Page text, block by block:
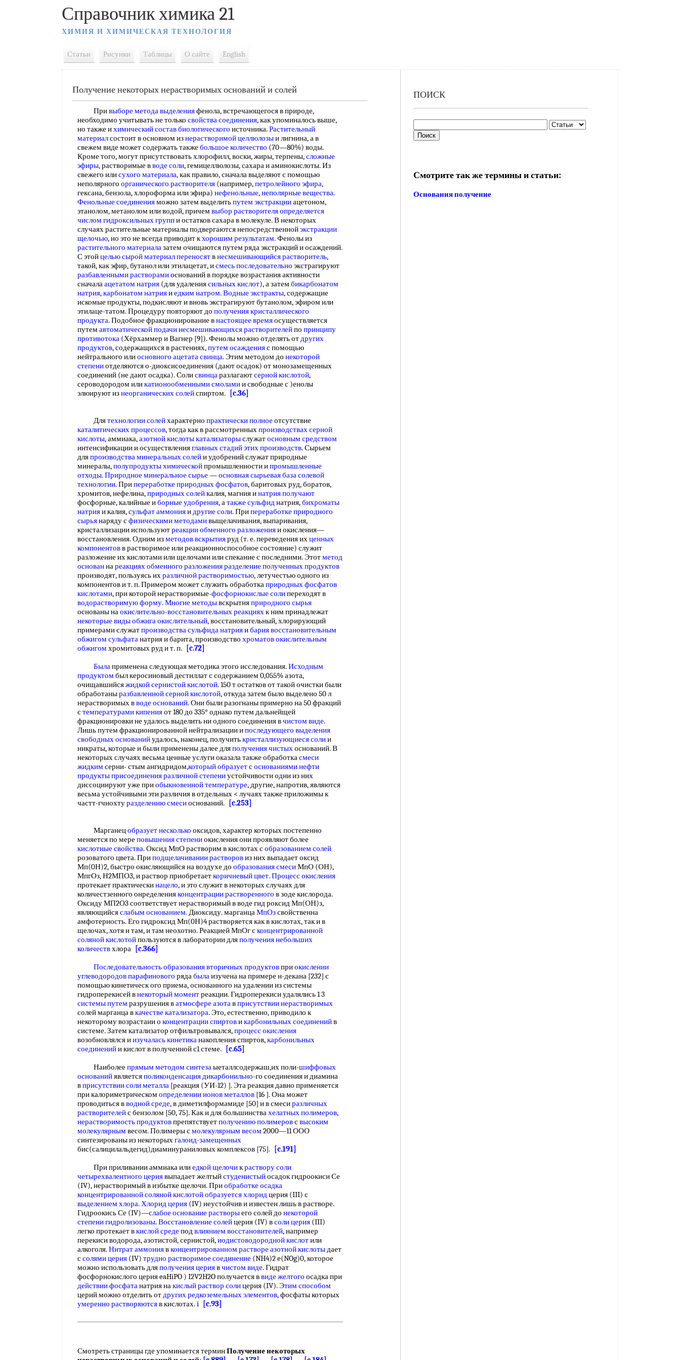
Справочник химика 21
ХИМИЯ И ХИМИЧЕСКАЯ ТЕХНОЛОГИЯ
Статьи Рисунки Таблицы О сайте English
Получение некоторых нерастворимых оснований и солей
Привыборе метода выделенияфенола, встречающегося в природе,
необходимо учитывать не только свойства соединения, как упоминалось выше,
но также ихимический состав биологического источника.Растительный
материалсостоит в основном изнерастворимой целлюлозыи лигнина, а в
свежем виде может содержать также большое количество (70—80%) воды.
Кроме того, могут присутствовать хлорофилл, воски, жиры, терпены,сложные
эфиры, растворимые вводе соли, гемицеллюлозы, сахара и аминокислоты. Из
свежего илисухого материала, как правило, сначала выделяют с помощью
неполярного органического растворителя (например,петролейного эфира,
гексана, бензола, хлороформа или эфира) нефенольные,неполярные вещества.
Фенольные соединенияможно затем выделитьпутем экстракцииацетоном,
этанолом, метанолом или водой, причем выбор растворителяопределяется
числом гидроксильных группи остатков сахара в молекуле. В некоторых
случаях растительные материалы подвергаются непосредственнойэкстракции
щелочью, но это не всегда приводит кхорошим результатам. Фенолы из
растительного материалазатем очищаются путем ряда экстракций и осаждений.
С этойцелью сыройматериал переносятвнесмешивающийся растворитель,
такой, как эфир, бутанол или этилацетат, исмесь последовательно экстрагируют
разбавленными растворамиоснований в порядке возрастания активности
сначалаацетатом натрия (для удалениясильных кислот), а затем бикарбонатом
натрия,карбонатом натрияиедким натром.Водные экстракты, содержащие
искомые продукты, подкисляют и вновь экстрагируют бутанолом, эфиром или
этилаце-татом. Процедуру повторяют до получения кристаллического
продукта. Подобное фракционирование внастоящее времяосуществляется
путем автоматической подачинесмешивающихся растворителейпо принципу
противотока (Хёрхаммер и Вагнер [9]). Фенолы можно отделять отдругих
продуктов, содержащихся в растениях,путем осажденияс помощью
нейтрального илиосновного ацетатасвинца. Этим методом до некоторой
степениотделяются о-диоксисоединения (дают осадок) от монозамещенных
соединений (не дают осадка). Солисвинцаразлагаютсерной кислотой,
сероводородом иликатионообменными смоламии свободные с )енолы
элюируют изнеорганических солейспиртом. [c.36]
Длятехнологии солейхарактерно практически полное отсутствие
каталитических процессов, тогда как в рассмотренныхпроизводствах серной
кислоты, аммиака,азотной кислоты катализаторыслужатосновным средством
интенсификации и осуществленияглавных стадийэтих производств. Сырьем
дляпроизводства минеральных солейи удобрений служат природные
минералы,полупродукты химическойпромышленности ипромышленные
отходы.Природное минеральное сырье —основная сырьевая базасолевой
технологии. Припереработке природных фосфатов, баритовых руд, боратов,
хромитов, нефелина,природных солейкалия, магния инатрия получают
фосфорные, калийные иборные удобрения, атакже сульфиднатрия,бихроматы
натрияи калия,сульфат аммонияидругие соли. Припереработке природного
сырьянаряду сфизическими методамивыщелачивания, выпаривания,
кристаллизации используютреакции обменного разложенияи окисления—
восстановления. Одним изметодов вскрытияруд (т. е. переведения ихценных
компонентовв растворимое или реакционноспособное состояние) служит
разложение их кислотами или щелочами или спекание с последними. Этотметод
основаннареакциях обменного разложенияразделение полученных продуктов
производят, пользуясь ихразличной растворимостью, летучестью одного из
компонентов и т. п. Примером может служить обработкаприродных фосфатов
кислотами, при которой нерастворимые-фосфорнокислые солипереходят в
водорастворимую форму.Многие методывскрытияприродного сырья
основаны наокислительно-восстановительных реакцияхк ним принадлежат
некоторые видыобжига окислительный, восстановительный, хлорирующий
примерами служатпроизводства сульфида натрияибария восстановительным
обжигом сульфатанатрия и барита, производство хроматов окислительным
обжигом хромитовых руд и т. п.
[c.72]
Былаприменена следующая методика этого исследования.Исходным
продуктом был керосиновый дестиллат с содержанием 0,055% азота,
очищавшийсяжидкой сернистой кислотой. 150 т остатков от такой очистки были
обработаныразбавленной серной кислотой, откуда затем было выделено 50 л
нерастворимых вводе оснований. Они были разогнаны примерно на 50 фракций
стемпературами кипенияот 180 до 335° однако путем дальнейщей
фракционировки не удалось выделить ни одного соединения вчистом виде.
Лишь путем фракционированной нейтрализации ипоследующего выделения
свободных основанийудалось, наконец, получитькристаллизующиеся солии
никраты, которые и были применены далее дляполучения чистыхоснований. В
некоторых случаях весьма ценные услуги оказала также обработкасмеси
жидким серни- стым ангидридом,который образуетсоснованиями нефти
продукты присоединенияразличной степениустойчивости одни из них
диссоциируют уже приобыкновенной температуре, другие, напротив, являются
весьма устойчивыми эти различия в отдельных < лучаях также приложимы к
частт-гчнохтуразделению смесиоснований. [c.253]
Марганецобразует несколько оксидов, характер которых постепенно
меняется по мере повышения степениокисления они проявляют более
кислотные свойства. Оксид МпО растворим в кислотах собразованием солей
розоватого цвета. Приподщелачивании растворовиз них выпадает оксид
Мп(0Н)2, быстро окисляющийся на воздухе до образования смесиМпО (ОН),
МпгОз, Н2МПО3, и раствор приобретаеткоричневый цвет.Процесс окисления
протекает практическинацело, и это служит в некоторых случаях для
количестзенного онределенияконцентрации растворенного в зоде кислорода.
Оксиду МП2О3 соответствует нерастворимый в воде гид роксид Мп(ОН)з,
являющийсяслабым основанием. Диоксиду. марганцаМпОзсвойственна
амфотерность. Его гидроксид Мп(0Н)4 растворяется как в кислотах, так и в
щелочах, хотя и там, и там неохотно. Реакцией МпОг сконцентрированной
соляной кислотойпользуются в лаборатории дляполучения небольших
количествхлора
[c.366]
Последовательность образованиявторичных продуктовприокислении
углеводородов парафинового рядабылаизучена на примере н-декана [232] с
помощью кинетическ ого приема, основанного на удалении из системы
гидроперекисей внекоторый моментреакции. Гидроперекиси удалялись 1 3
системы путем разрушения ватмосфере азотавприсутствии нерастворимых
солей марганца вкачестве катализатора. Это, естественно, приводило к
некоторому возрастаии о концентрации спиртовикарбонильных соединенийв
системе. Затем катализатор отфильтровывался,процесс окисления
возобновлялся иизучалась кинетиканакопления спиртов,карбонильных
соединенийи кислот в полученной с1 стеме.
[c.65]
Наиболее прямым методом синтезаыеталлсодержаш,их поли-шиффовых
основанийявляетсяполиконденсация дикарбонильно-го соединения и диамина
вприсутствии соли металла [реакция (УИ-12) ]. Эта реакция давно применяется
при калориметрическом определении ионов металлов [16 ]. Она может
проводиться вводной среде, в диметилформамиде [50] и в смесиразличных
растворителейс бензолом [50, 75]. Как и для большинствахелатных полимеров,
нерастворимость продуктовпрепятствуетполучению полимеровсвысоким
молекулярным весом. Полимеры смолекулярным весом 2000—11 ООО
синтезированы из некоторыхгалоид-замещенных
бис(салицилальдегид)диаминураниловых комплексов [75].
[c.191]
При приливании аммиака илиедкой щелочикраствору соли
четырехвалентного цериявыпадает желтыйстуденистыйосадок гидроокиси Се
(IV), нерастворимый в избытке щелочи. Приобработке осадка
концентрированной соляной кислотойобразуется хлоридцерия (III) с
выделением хлора.Хлорид церия (IV) неустойчив и известен лишь в растворе.
Гидроокись Се (IV)—слабое основание растворыего солей до некоторой
степени гидролизованы.Восстановление солейцерия (IV) всоли церия (III)
легко протекает вкислой среде подвлиянием восстановителей, например
перекиси водорода, азотистой, сернистой,иодистоводородной кислотили
алкоголя.Нитрат аммониявконцентрированном растворе азотной кислотыдает
ссолями церия (IV) трудно растворимое соединение (NH4)2 e(NOg)0, которое
можно использовать дляполучения цериявчистом виде. Гидрат
фосфорнокислого церия eaHiPO ) I2V2H2O получается ввиде желтого осадка при
действии фосфатанатрия накислый раствор солицерия (IV).Этим способом
церий можно отделить отдругих редкоземельных элементов, фосфаты которых
умеренно растворяютсяв кислотах. i [c.93]
Смотреть страницы где упоминается терминПолучение некоторых
ПОИСК
Смотрите так же термины и статьи:
Основания получение